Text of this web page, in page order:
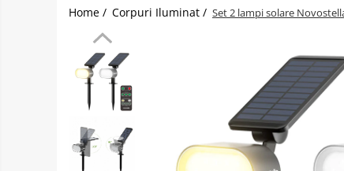
Prize - Prelungitoare - Sigurante
Ingrijire personala
Camere Video
Statie de incarcare masini
Jucarii Copii
Home / Corpuri Iluminat / Set 2 lampi solare